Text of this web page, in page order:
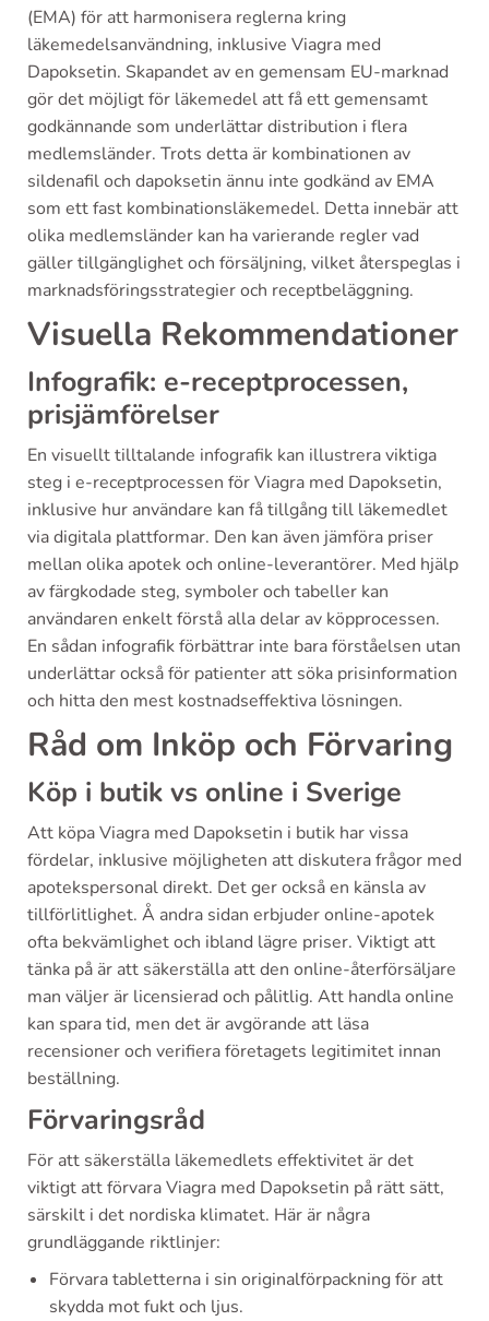
(EMA) för att harmonisera reglerna kring
läkemedelsanvändning, inklusive Viagra med
Dapoksetin. Skapandet av en gemensam EU-marknad
gör det möjligt för läkemedel att få ett gemensamt
godkännande som underlättar distribution i flera
medlemsländer. Trots detta är kombinationen av
sildenafil och dapoksetin ännu inte godkänd av EMA
som ett fast kombinationsläkemedel. Detta innebär att
olika medlemsländer kan ha varierande regler vad
gäller tillgänglighet och försäljning, vilket återspeglas i
marknadsföringsstrategier och receptbeläggning.
Visuella Rekommendationer
Infografik: e-receptprocessen,
prisjämförelser
En visuellt tilltalande infografik kan illustrera viktiga
steg i e-receptprocessen för Viagra med Dapoksetin,
inklusive hur användare kan få tillgång till läkemedlet
via digitala plattformar. Den kan även jämföra priser
mellan olika apotek och online-leverantörer. Med hjälp
av färgkodade steg, symboler och tabeller kan
användaren enkelt förstå alla delar av köpprocessen.
En sådan infografik förbättrar inte bara förståelsen utan
underlättar också för patienter att söka prisinformation
och hitta den mest kostnadseffektiva lösningen.
Råd om Inköp och Förvaring
Köp i butik vs online i Sverige
Att köpa Viagra med Dapoksetin i butik har vissa
fördelar, inklusive möjligheten att diskutera frågor med
apotekspersonal direkt. Det ger också en känsla av
tillförlitlighet. Å andra sidan erbjuder online-apotek
ofta bekvämlighet och ibland lägre priser. Viktigt att
tänka på är att säkerställa att den online-återförsäljare
man väljer är licensierad och pålitlig. Att handla online
kan spara tid, men det är avgörande att läsa
recensioner och verifiera företagets legitimitet innan
beställning.
Förvaringsråd
För att säkerställa läkemedlets effektivitet är det
viktigt att förvara Viagra med Dapoksetin på rätt sätt,
särskilt i det nordiska klimatet. Här är några
grundläggande riktlinjer:
Förvara tabletterna i sin originalförpackning för att
skydda mot fukt och ljus.